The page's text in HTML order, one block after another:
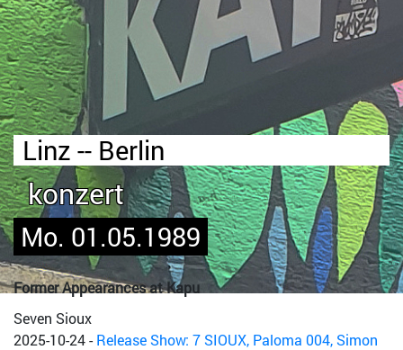
Linz -- Berlin
konzert
Mo. 01.05.1989
Former Appearances at Kapu
Seven Sioux
2025-10-24-Release Show: 7 SIOUX, Paloma 004, Simon